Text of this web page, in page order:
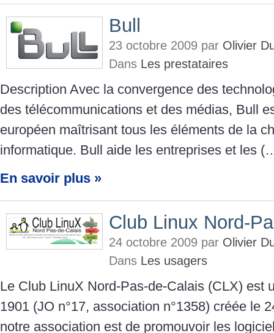
Bull
23 octobre 2009 par Olivier
Dans Les prestataires
Description Avec la convergence des
des télécommunications et des médias, Bull
européen maîtrisant tous les éléments de la
informatique. Bull aide les entreprises et les
En savoir plus »
Club Linux Nord-
24 octobre 2009 par Olivier
Dans Les usagers
Le Club LinuX Nord-Pas-de-Calais (CLX) est
1901 (JO n°17, association n°1358) créée le
notre association est de promouvoir les